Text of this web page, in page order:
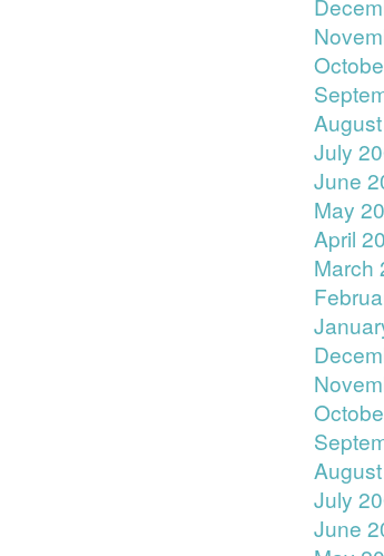
July
June
May
April
March
July
June